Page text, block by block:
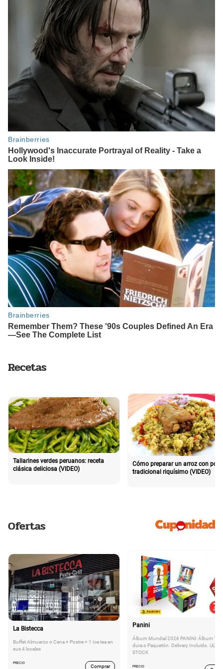
Recetas
Tallarines verdes peruanos: receta
clásica deliciosa (VIDEO)
Cómo preparar un arroz con pollo
tradicional riquísimo (VIDEO)
Ofertas
La Bistecca
Buffet Almuerzo o Cena + Postre + 1 Ice tea en
sus 4 locales
PRECIO
Comprar
Panini
Álbum Mundial 2026 PANINI: Álbum
dura o Paquetón. Delivery Incluido.
STOCK
PRECIO